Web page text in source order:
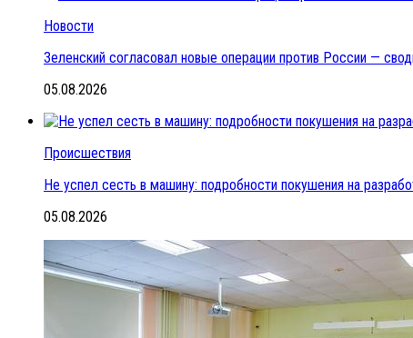
Новости
Зеленский согласовал новые операции против России —
05.08.2026
Происшествия
Не успел сесть в машину: подробности покушения на
05.08.2026